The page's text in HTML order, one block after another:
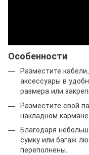
Особенности
Разместите
аксессуары в
размера или
Разместите свой
накладном
Благодаря
сумку или багаж
переполнены.